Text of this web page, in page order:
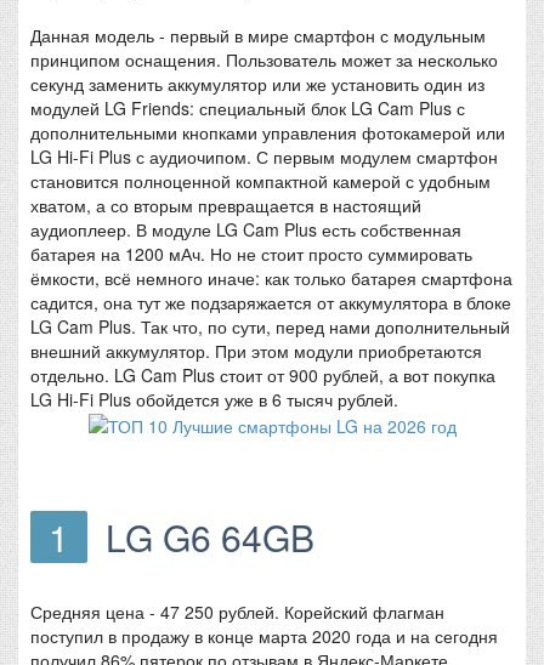
Данная модель - первый в мире смартфон с модульным
принципом оснащения. Пользователь может за несколько
секунд заменить аккумулятор или же установить один из
модулей LG Friends: специальный блок LG Cam Plus с
дополнительными кнопками управления фотокамерой или
LG Hi-Fi Plus с аудиочипом. С первым модулем смартфон
становится полноценной компактной камерой с удобным
хватом, а со вторым превращается в настоящий
аудиоплеер. В модуле LG Cam Plus есть собственная
батарея на 1200 мАч. Но не стоит просто суммировать
ёмкости, всё немного иначе: как только батарея смартфона
садится, она тут же подзаряжается от аккумулятора в блоке
LG Cam Plus. Так что, по сути, перед нами дополнительный
внешний аккумулятор. При этом модули приобретаются
отдельно. LG Cam Plus стоит от 900 рублей, а вот покупка
LG Hi-Fi Plus обойдется уже в 6 тысяч рублей.
1 LG G6 64GB
Средняя цена - 47 250 рублей. Корейский флагман
поступил в продажу в конце марта 2020 года и на сегодня